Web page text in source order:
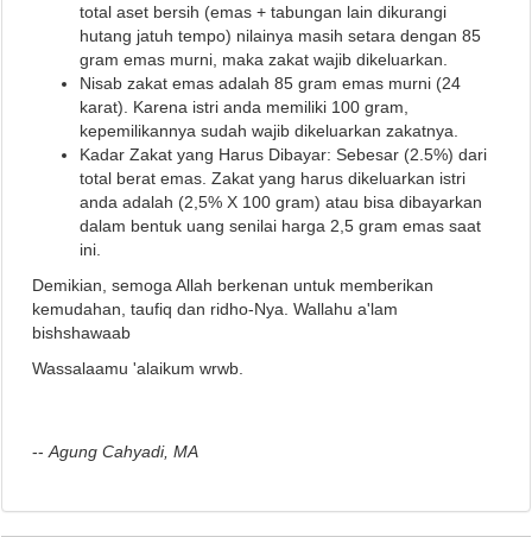
total aset bersih (emas + tabungan lain dikurangi
hutang jatuh tempo) nilainya masih setara dengan 85
gram emas murni, maka zakat wajib dikeluarkan.
Nisab zakat emas adalah 85 gram emas murni (24
karat). Karena istri anda memiliki 100 gram,
kepemilikannya sudah wajib dikeluarkan zakatnya.
Kadar Zakat yang Harus Dibayar: Sebesar (2.5%) dari
total berat emas. Zakat yang harus dikeluarkan istri
anda adalah (2,5% X 100 gram) atau bisa dibayarkan
dalam bentuk uang senilai harga 2,5 gram emas saat
ini.
Demikian, semoga Allah berkenan untuk memberikan
kemudahan, taufiq dan ridho-Nya. Wallahu a'lam
bishshawaab
Wassalaamu 'alaikum wrwb.
-- Agung Cahyadi, MA